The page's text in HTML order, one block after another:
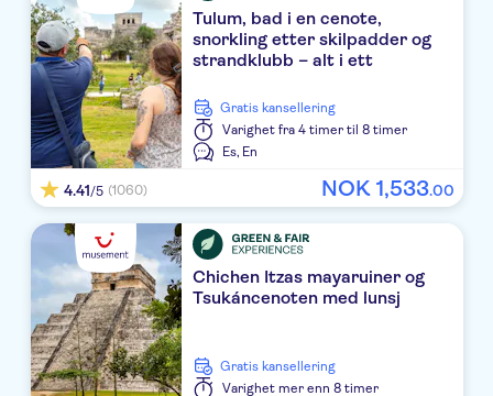
Royalton Chic Cancun Suites
Excellence Riviera Cancun All Inclusive
RIU Ventura
Dreams Sands Cancun Resort & Spa
Dreams Mujeres
THE WESTIN RESORT & SPA
Zoëtry Paraiso de la Bonita All Inclusive
Marina El Cid Spa & Beach Resort All Inclusive
Secrets Playa Mujeres Golf & Spa Resort
Tulum, bad i en cenote,
snorkling etter skilpadder og
strandklubb – alt i ett
Gratis kansellering
Varighet fra 4 timer til 8 timer
Es, En
4.41/5 (1060) NOK 1,533.00
Chichen Itzas mayaruiner og
Tsukáncenoten med lunsj
Gratis kansellering
Varighet mer enn 8 timer